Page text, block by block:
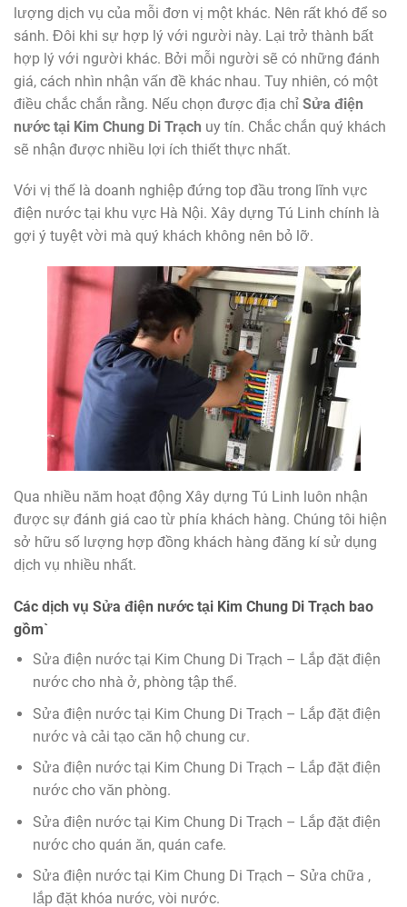
lượng dịch vụ của mỗi đơn vị một khác. Nên rất khó để so
sánh. Đôi khi sự hợp lý với người này. Lại trở thành bất
hợp lý với người khác. Bởi mỗi người sẽ có những đánh
giá, cách nhìn nhận vấn đề khác nhau. Tuy nhiên, có một
điều chắc chắn rằng. Nếu chọn được địa chỉ Sửa điện
nước tại Kim Chung Di Trạch uy tín. Chắc chắn quý khách
sẽ nhận được nhiều lợi ích thiết thực nhất.
Với vị thế là doanh nghiệp đứng top đầu trong lĩnh vực
điện nước tại khu vực Hà Nội. Xây dựng Tú Linh chính là
gợi ý tuyệt vời mà quý khách không nên bỏ lỡ.
Qua nhiều năm hoạt động Xây dựng Tú Linh luôn nhận
được sự đánh giá cao từ phía khách hàng. Chúng tôi hiện
sở hữu số lượng hợp đồng khách hàng đăng kí sử dụng
dịch vụ nhiều nhất.
Các dịch vụ Sửa điện nước tại Kim Chung Di Trạch bao
gồm`
Sửa điện nước tại Kim Chung Di Trạch – Lắp đặt điện
nước cho nhà ở, phòng tập thể.
Sửa điện nước tại Kim Chung Di Trạch – Lắp đặt điện
nước và cải tạo căn hộ chung cư.
Sửa điện nước tại Kim Chung Di Trạch – Lắp đặt điện
nước cho văn phòng.
Sửa điện nước tại Kim Chung Di Trạch – Lắp đặt điện
nước cho quán ăn, quán cafe.
Sửa điện nước tại Kim Chung Di Trạch – Sửa chữa ,
lắp đặt khóa nước, vòi nước.